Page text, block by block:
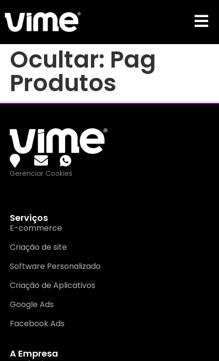
Ocultar: Pag
Produtos
Gerenciar Cookies
Serviços
E-commerce
Criação de site
Software Personalizado
Criação de Aplicativos
Google Ads
Facebook Ads
A Empresa